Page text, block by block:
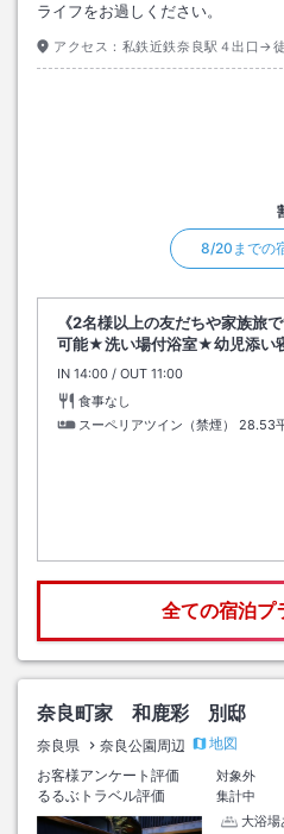
ライフをお過しください。
アクセス： 私鉄近鉄奈良駅４出口→
8/20までの
《2名様以上の友だちや家族旅
可能★洗い場付浴室★幼児添い
IN チェックイン
14:00 / OUT チェックアウト
11:00
食事なし
スーペリアツイン（禁煙）
28.53
全ての宿泊プ
奈良町家 和鹿彩 別邸
奈良県 奈良公園周辺
地図
お客様アンケート評価
対象外
るるぶトラベル評価
集計中
大浴場